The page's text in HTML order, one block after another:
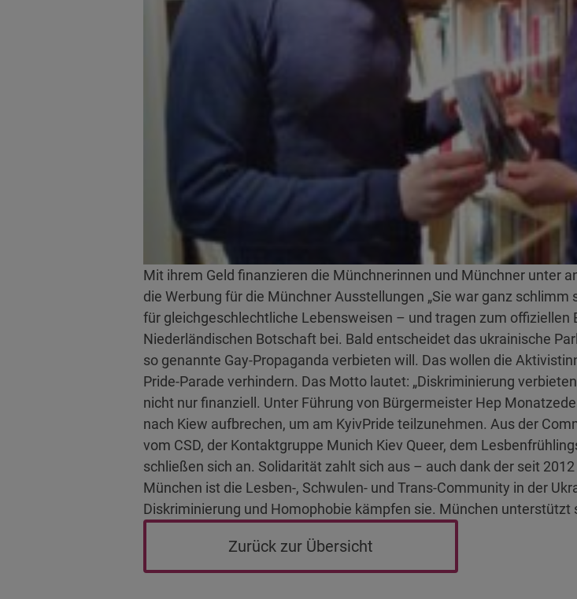
Mit ihrem Geld finanzieren die Münchnerinnen und Münchner unter
die Werbung für die Münchner Ausstellungen „Sie war ganz schlimm
für gleichgeschlechtliche Lebensweisen – und tragen zum offiziellen
Niederländischen Botschaft bei. Bald entscheidet das ukrainische
so genannte Gay-Propaganda verbieten will. Das wollen die
Pride-Parade verhindern. Das Motto lautet: „Diskriminierung
nicht nur finanziell. Unter Führung von Bürgermeister Hep
nach Kiew aufbrechen, um am KyivPride teilzunehmen. Aus der
vom CSD, der Kontaktgruppe Munich Kiev Queer, dem
schließen sich an. Solidarität zahlt sich aus – auch dank der seit
München ist die Lesben-, Schwulen- und Trans-Community in der
Diskriminierung und Homophobie kämpfen sie. München unterstützt
Zurück zur Übersicht